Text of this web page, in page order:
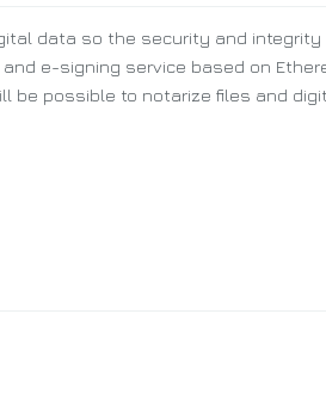
data so the security and
e-signing service based on
be possible to notarize files and